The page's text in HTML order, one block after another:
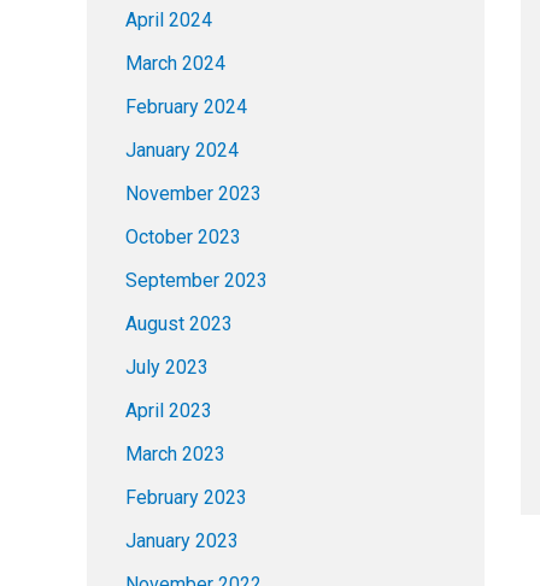
April 2024
March 2024
February 2024
January 2024
November 2023
October 2023
September 2023
August 2023
July 2023
April 2023
March 2023
February 2023
January 2023